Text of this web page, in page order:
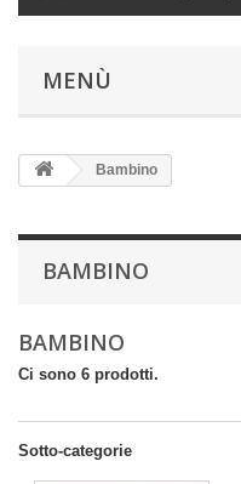
MENÙ
Bambino
BAMBINO
BAMBINO
Ci sono 6 prodotti.
Sotto-categorie